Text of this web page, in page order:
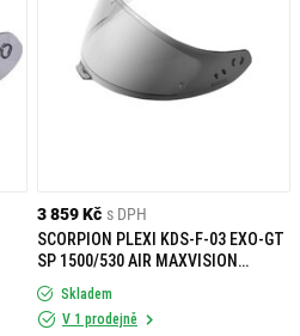
3 859 Kč s DPH
SCORPION PLEXI KDS-F-03 EXO-GT
SP 1500/530 AIR MAXVISION
PHOTOCHROMIC
Skladem
V 1 prodejně